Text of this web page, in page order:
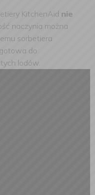
KitchenAid nie
naczynia można
sorbetiera
do
lodów.